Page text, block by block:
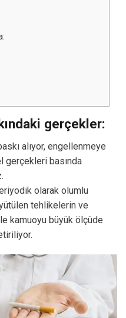
gerçekler:
alıyor, engellenmeye
gerçekleri basında
olarak olumlu
tehlikelerin ve
kamuoyu büyük ölçüde